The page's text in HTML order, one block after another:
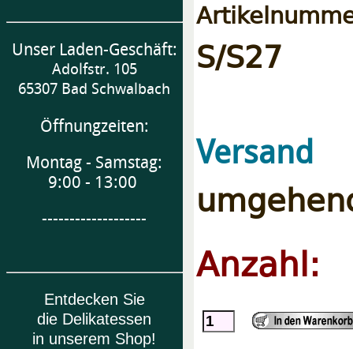
Unser Laden-Geschäft:
Adolfstr. 105
65307 Bad Schwalbach
Öffnungzeiten:
Montag - Samstag:
9:00 - 13:00
-------------------
Entdecken Sie
die Delikatessen
in unserem Shop!
S/S27
Versand
Anzahl: